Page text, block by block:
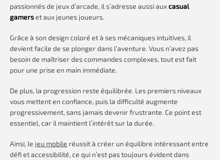
passionnés de jeux d’arcade, il s’adresse aussi auxcasual
gamerset aux jeunes joueurs.
Grâce à son design coloré et à ses mécaniques intuitives, il
devient facile de se plonger dans l’aventure. Vous n’avez pas
besoin de maîtriser des commandes complexes, tout est fait
pour une prise en main immédiate.
De plus, la progression reste équilibrée. Les premiers niveaux
vous mettent en confiance, puis la difficulté augmente
progressivement, sans jamais devenir frustrante. Ce point est
essentiel, car il maintient l’intérêt sur la durée.
Ainsi, le jeu mobile réussit à créer un équilibre intéressant entre
défi et accessibilité, ce qui n’est pas toujours évident dans